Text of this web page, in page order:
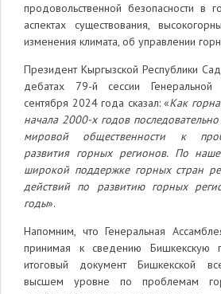
продовольственной безопасности в
аспектах существования,
изменения климата, об управлении
Президент Кыргызской Республики
дебатах 79-й сессии
сентября 2024 года сказал: «Как
начала 2000-х годов
мировой общественности к
развития горных регионов. По
широкой поддержке горных стран
действий по развитию горных
годы».
Напомним, что Генеральная
принимая к сведению Бишкекскую
итоговый документ Бишкекской
высшем уровне по проблемам